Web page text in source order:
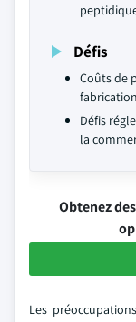
Défis
Coûts de
Défis
la
Obtenez
Les